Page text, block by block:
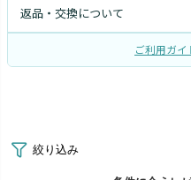
返品・交換について
ご利用ガイ